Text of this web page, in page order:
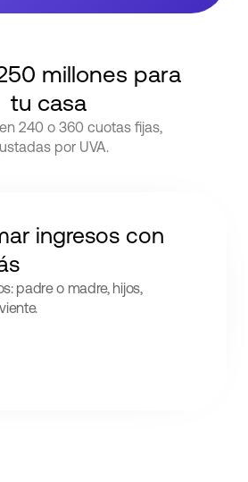
millones para
tu casa
240 o 360 cuotas fijas,
por UVA.
ingresos con
padre o madre, hijos,